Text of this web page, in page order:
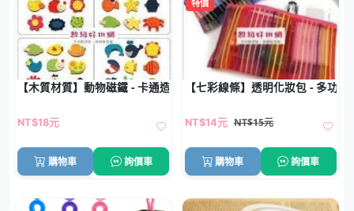
【木質材質】動物磁鐵 - 卡通造型
NT$18元
購物車 詢價車
特價
【七彩線條】透明化妝包 - 多功
NT$14元 NT$15元
購物車 詢價車